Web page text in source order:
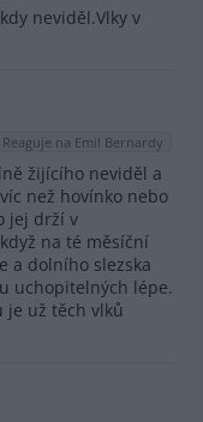
neviděl.Vlky v
Reaguje na Emil Bernardy
žijícího neviděl a
než hovínko nebo
jej drží v
na té měsíční
a dolního slezska
uchopitelných lépe.
je už těch vlků